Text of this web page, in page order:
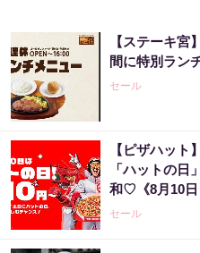
【ステーキ宮
間に特別ラン
セール
【ピザハット
「ハットの日
和♡《8月10日
セール